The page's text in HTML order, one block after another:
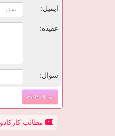
ایمیل:
عقیده:
سوال:
مطالب کارکادو